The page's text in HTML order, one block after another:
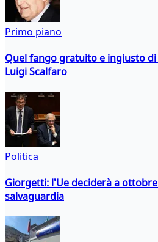
Primo piano
Quel fango gratuito e ingiusto di
Luigi Scalfaro
Politica
Giorgetti: l'Ue deciderà a
salvaguardia